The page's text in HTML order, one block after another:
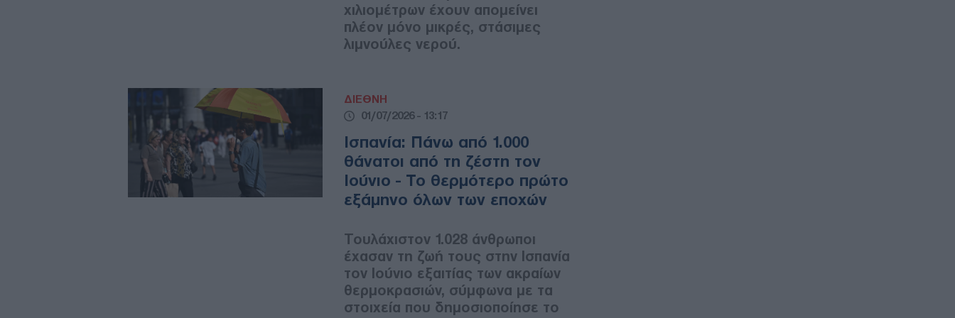
χιλιομέτρων έχουν απομείνει
πλέον μόνο μικρές, στάσιμες
λιμνούλες νερού.
ΔΙΕΘΝΗ
01/07/2026 - 13:17
Ισπανία: Πάνω από 1.000
θάνατοι από τη ζέστη τον
Ιούνιο - Το θερμότερο πρώτο
εξάμηνο όλων των εποχών
Τουλάχιστον 1.028 άνθρωποι
έχασαν τη ζωή τους στην Ισπανία
τον Ιούνιο εξαιτίας των ακραίων
θερμοκρασιών, σύμφωνα με τα
στοιχεία που δημοσιοποίησε το